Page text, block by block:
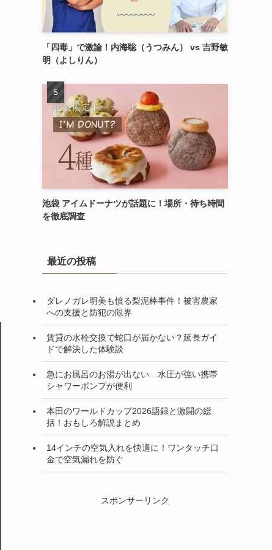
「四毒」で激論！内海聡（うつみん） vs 吉野敏
明（よしりん）
池袋 アイムドーナツが話題に！場所・待ち時間
を徹底調査
最近の投稿
ダレノガレ明美も憤る梨泥棒事件！被害農家
への支援と防犯の限界
賃貸の水栓交換で蛇口が届かない？延長ガイ
ドで解決した体験談
急にお風呂のお湯が出ない…水圧が強い携帯
シャワーポンプが便利
本田のワールドカップ2026語録と激闘の総
括！おもしろ解説まとめ
14インチの空気入れを快適に！ワンタッチ口
金で空気漏れを防ぐ
スポンサーリンク